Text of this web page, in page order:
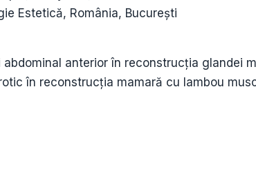
Estetică, România, București
anterior în reconstrucția glandei
în reconstrucția mamară cu lambou